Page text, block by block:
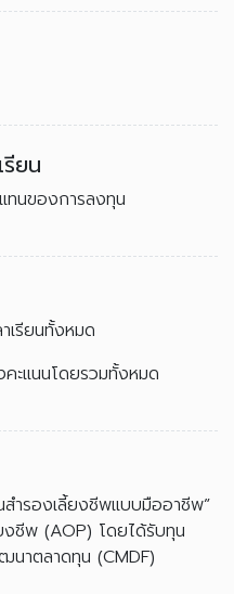
ยน
ทนของการลงทุน
เรียนทั้งหมด
ะแนนโดยรวมทั้งหมด
ำรองเลี้ยงชีพแบบมืออาชีพ”
งชีพ (AOP) โดยได้รับทุน
นาตลาดทุน (CMDF)